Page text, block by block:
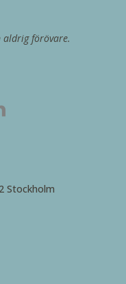
förövare.
Stockholm